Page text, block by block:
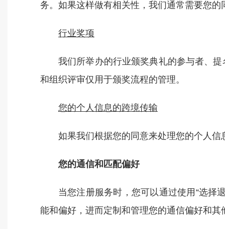
务。如果这样做有相关性，我们通常需要您
行业奖项
我们所举办的行业颁奖典礼的参与者、
和组织评审仅用于颁奖流程的管理。
您的个人信息的跨境传输
如果我们根据您的同意来处理您的个人
您的通信和匹配偏好
当您注册服务时，您可以通过使用“选择
能和偏好，进而定制和管理您的通信偏好和